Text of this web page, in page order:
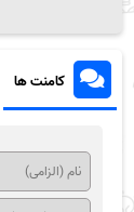
کامنت ها